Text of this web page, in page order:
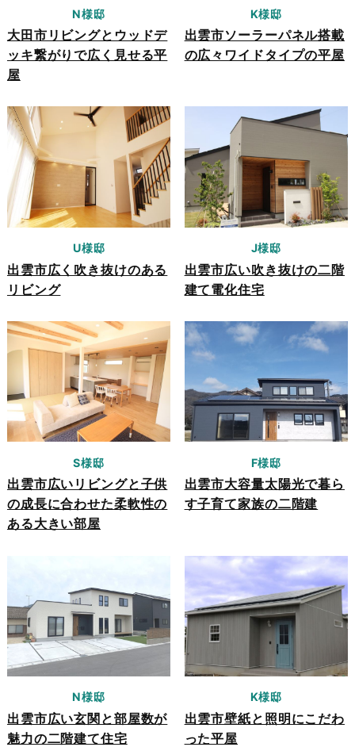
N様邸
大田市リビングとウッドデ
ッキ繋がりで広く見せる平
屋
K様邸
出雲市ソーラーパネル搭載
の広々ワイドタイプの平屋
U様邸
出雲市広く吹き抜けのある
リビング
J様邸
出雲市広い吹き抜けの二階
建て電化住宅
S様邸
出雲市広いリビングと子供
の成長に合わせた柔軟性の
ある大きい部屋
F様邸
出雲市大容量太陽光で暮ら
す子育て家族の二階建
N様邸
出雲市広い玄関と部屋数が
魅力の二階建て住宅
K様邸
出雲市壁紙と照明にこだわ
った平屋